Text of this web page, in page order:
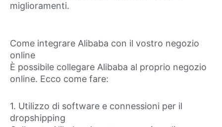
miglioramenti.
Come integrare Alibaba con il vostro negozio
online
È possibile collegare Alibaba al proprio negozio
online. Ecco come fare:
1. Utilizzo di software e connessioni per il
dropshipping